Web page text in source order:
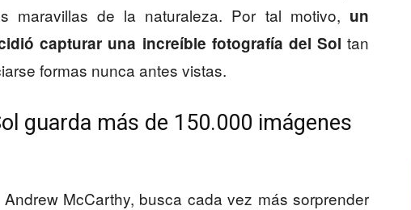
maravillas de la naturaleza. Por tal motivo, un
capturar una increíble fotografía del Sol tan
formas nunca antes vistas.
guarda más de 150.000 imágenes
McCarthy, busca cada vez más sorprender